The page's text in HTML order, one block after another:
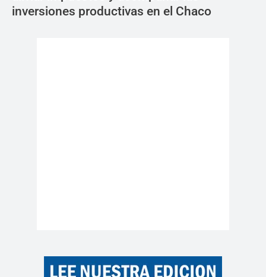
inversiones productivas en el Chaco